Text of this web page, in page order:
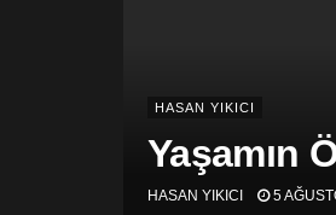
HASAN YIKICI
Yaşamın
HASAN YIKICI 5